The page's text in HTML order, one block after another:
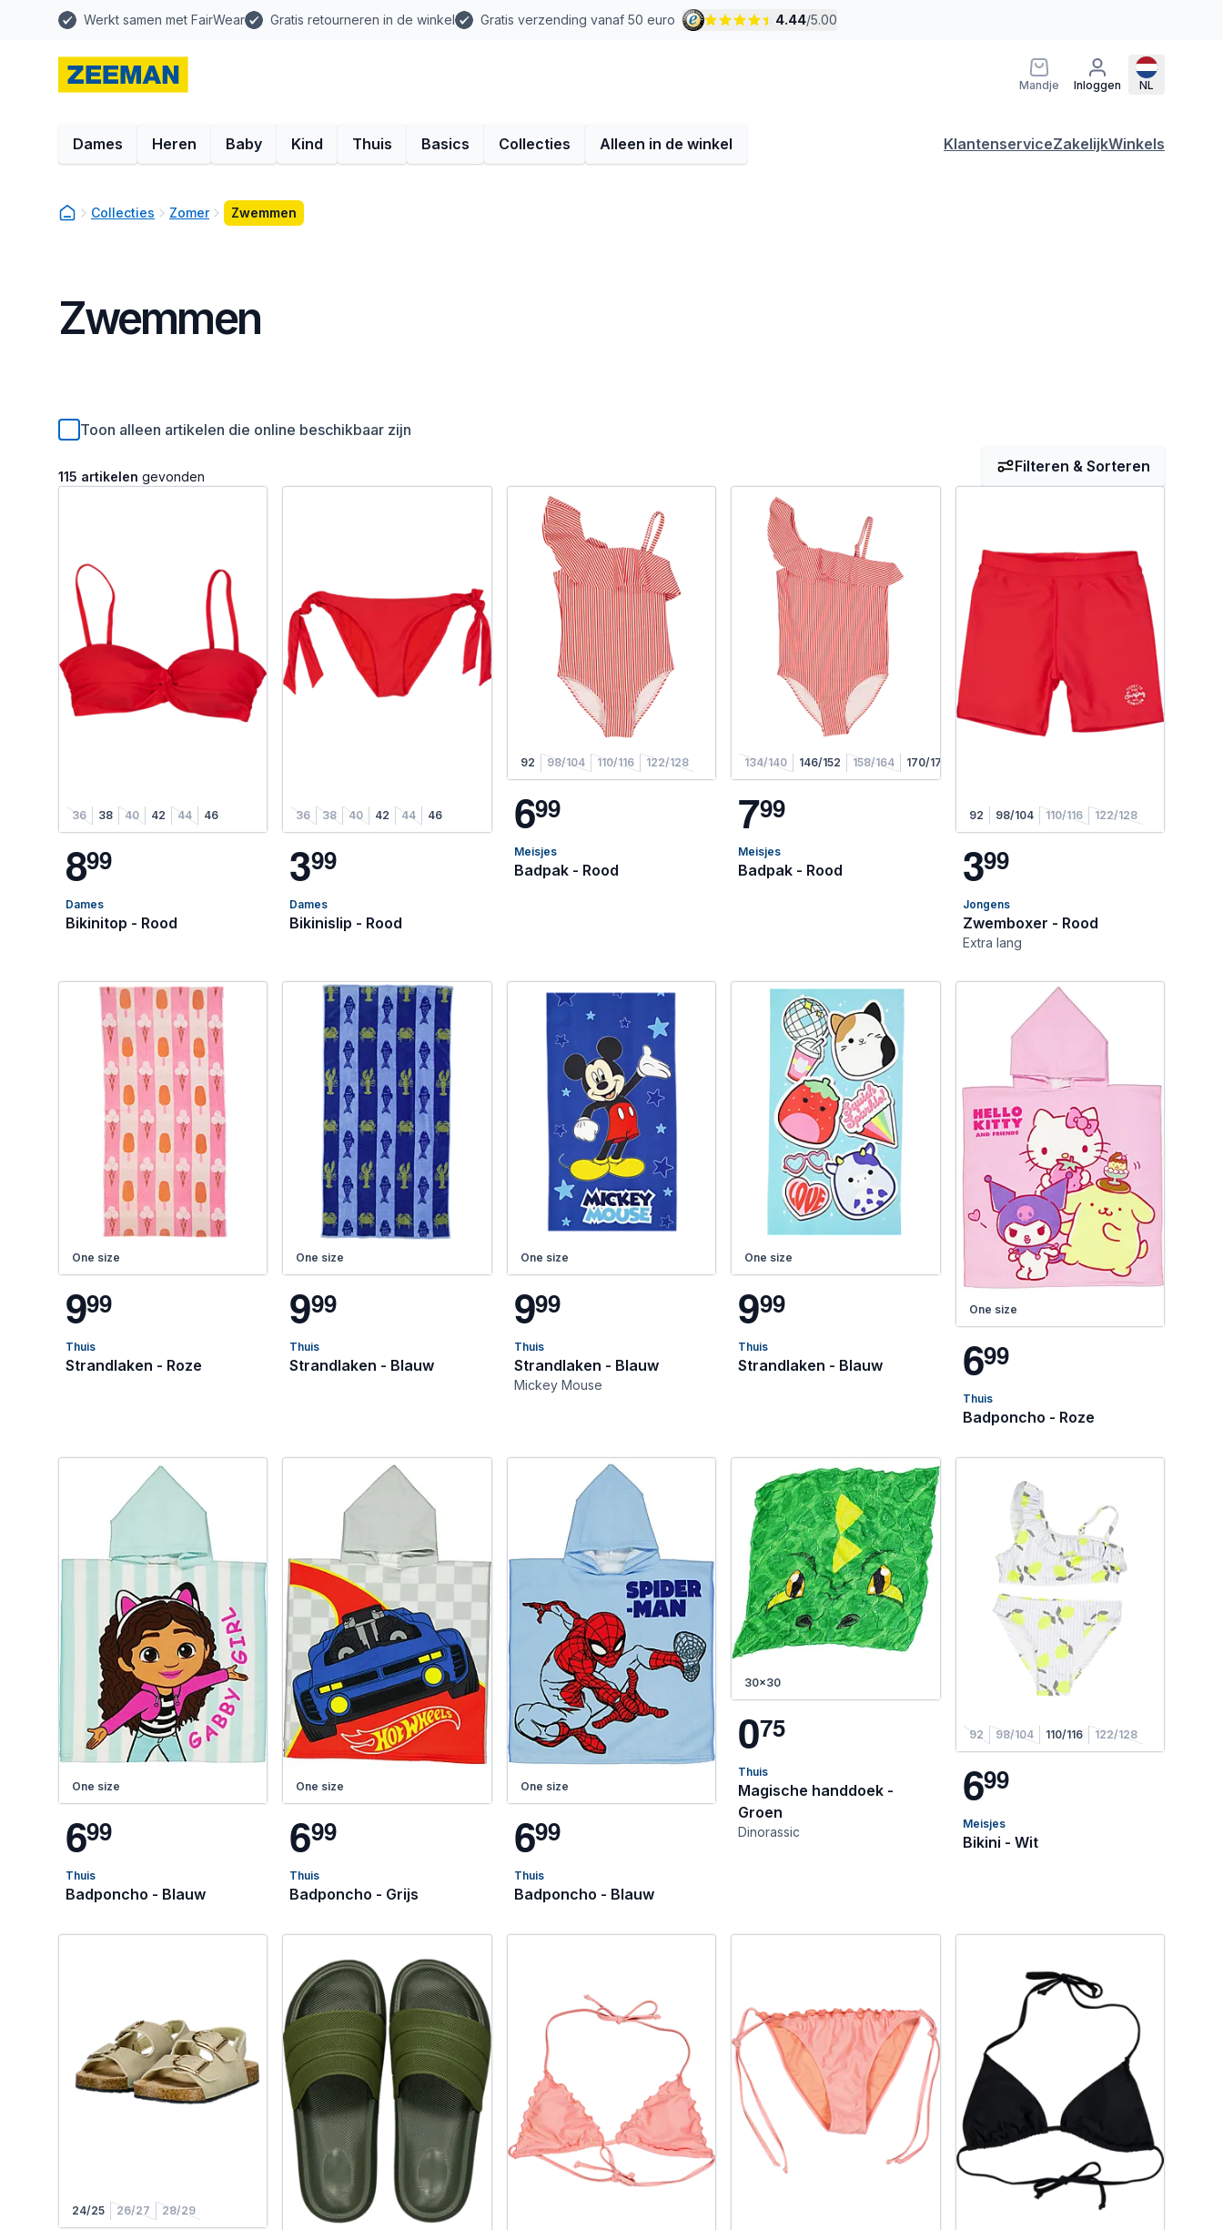
Werkt samen met FairWear Gratis retourneren in de winkel Gratis verzending vanaf 50 euro 4.44/5.00
Mandje Inloggen NL
Dames Heren Baby Kind Thuis Basics Collecties Alleen in de winkel KlantenserviceZakelijkWinkels
Collecties Zomer Zwemmen
Zwemmen
Toon alleen artikelen die online beschikbaar zijn
115 artikelen gevonden
Filteren & Sorteren
36 38 40 42 44 46
899
Dames
Bikinitop - Rood
36 38 40 42 44 46
399
Dames
Bikinislip - Rood
92 98/104 110/116 122/128
699
Meisjes
Badpak - Rood
134/140 146/152 158/164 170/176
799
Meisjes
Badpak - Rood
92 98/104 110/116 122/128
399
Jongens
Zwemboxer - Rood
Extra lang
One size
999
Thuis
Strandlaken - Roze
One size
999
Thuis
Strandlaken - Blauw
One size
999
Thuis
Strandlaken - Blauw
Mickey Mouse
One size
999
Thuis
Strandlaken - Blauw
One size
699
Thuis
Badponcho - Roze
One size
699
Thuis
Badponcho - Blauw
One size
699
Thuis
Badponcho - Grijs
One size
699
Thuis
Badponcho - Blauw
30x30
075
Thuis
Magische handdoek -
Groen
Dinorassic
92 98/104 110/116 122/128
699
Meisjes
Bikini - Wit
24/25 26/27 28/29